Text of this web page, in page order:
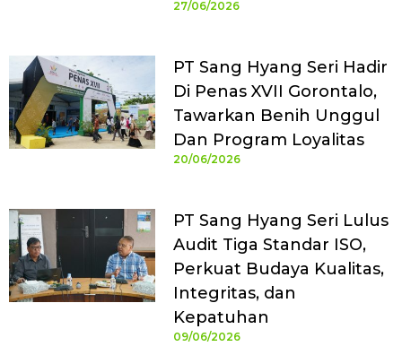
27/06/2026
PT Sang Hyang Seri Hadir
Di Penas XVII Gorontalo,
Tawarkan Benih Unggul
Dan Program Loyalitas
20/06/2026
PT Sang Hyang Seri Lulus
Audit Tiga Standar ISO,
Perkuat Budaya Kualitas,
Integritas, dan
Kepatuhan
09/06/2026